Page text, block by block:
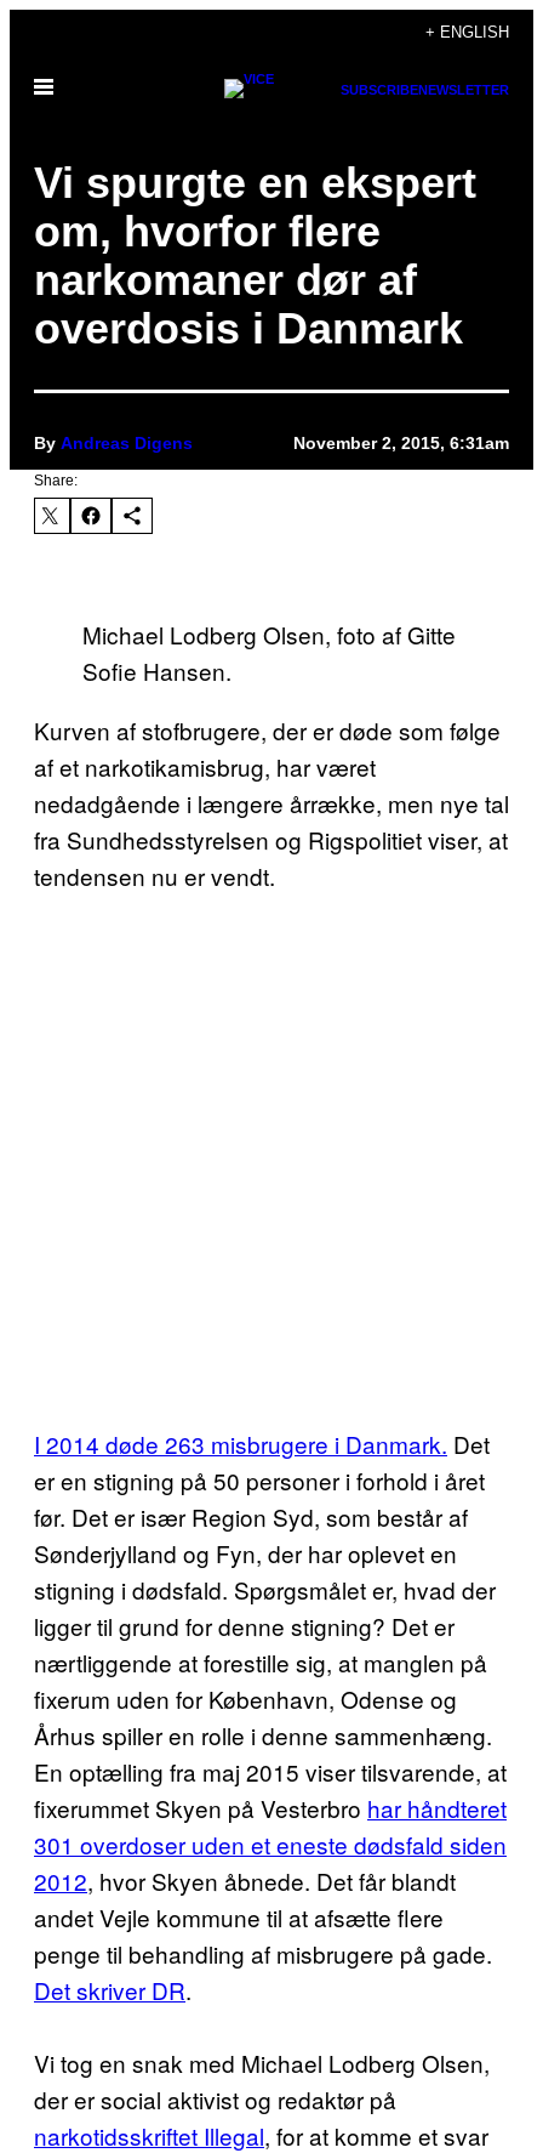
content
+ ENGLISH
Open
SUBSCRIBENEWSLETTER
Vi spurgte en ekspert
om, hvorfor flere
narkomaner dør af
overdosis i Danmark
By Andreas Digens November 2, 2015, 6:31am
Share:
Michael Lodberg Olsen, foto af Gitte
Sofie Hansen.
Kurven af stofbrugere, der er døde som følge
af et narkotikamisbrug, har været
nedadgående i længere årrække, men nye tal
fra Sundhedsstyrelsen og Rigspolitiet viser, at
tendensen nu er vendt.
I 2014 døde 263 misbrugere i Danmark. Det
er en stigning på 50 personer i forhold i året
før. Det er især Region Syd, som består af
Sønderjylland og Fyn, der har oplevet en
stigning i dødsfald. Spørgsmålet er, hvad der
ligger til grund for denne stigning? Det er
nærtliggende at forestille sig, at manglen på
fixerum uden for København, Odense og
Århus spiller en rolle i denne sammenhæng.
En optælling fra maj 2015 viser tilsvarende, at
fixerummet Skyen på Vesterbro har håndteret
301 overdoser uden et eneste dødsfald siden
2012, hvor Skyen åbnede. Det får blandt
andet Vejle kommune til at afsætte flere
penge til behandling af misbrugere på gade.
Det skriver DR.
Vi tog en snak med Michael Lodberg Olsen,
der er social aktivist og redaktør på
narkotidsskriftet Illegal, for at komme et svar